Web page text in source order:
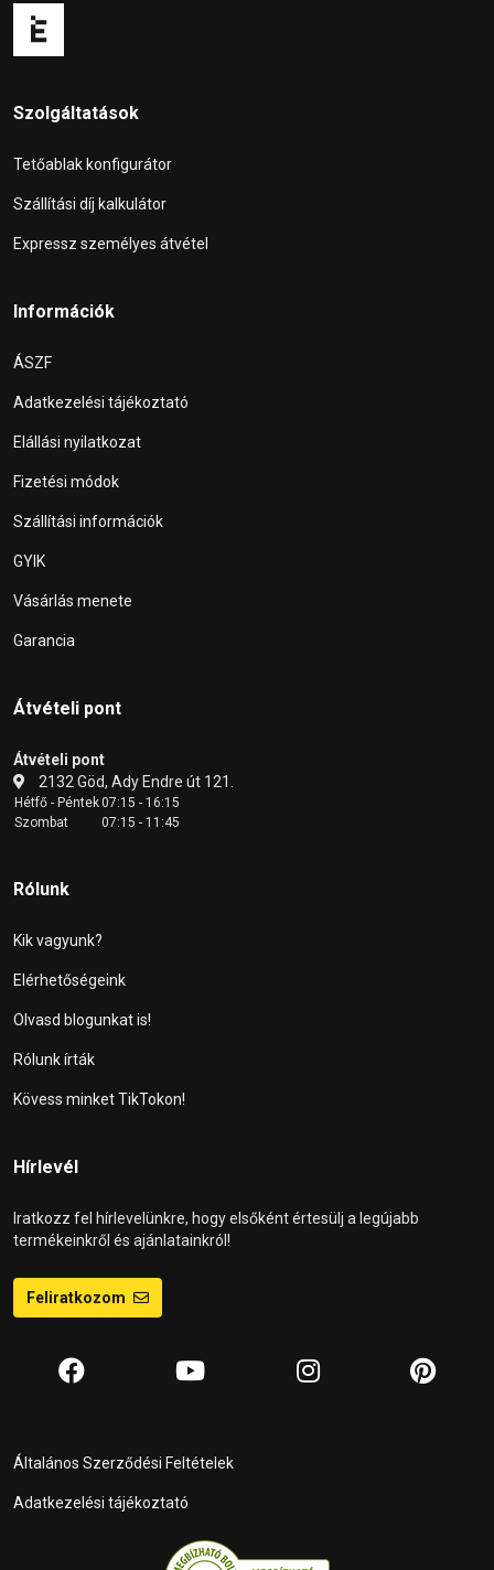
Szolgáltatások
Tetőablak konfigurátor
Szállítási díj kalkulátor
Expressz személyes átvétel
Információk
ÁSZF
Adatkezelési tájékoztató
Elállási nyilatkozat
Fizetési módok
Szállítási információk
GYIK
Vásárlás menete
Garancia
Átvételi pont
Átvételi pont
2132 Göd, Ady Endre út 121.
Hétfő - Péntek07:15 - 16:15
Szombat
07:15 - 11:45
Rólunk
Kik vagyunk?
Elérhetőségeink
Olvasd blogunkat is!
Rólunk írták
Kövess minket TikTokon!
Hírlevél
Iratkozz fel hírlevelünkre, hogy elsőként értesülj a legújabb
termékeinkről és ajánlatainkról!
Feliratkozom
Általános Szerződési Feltételek
Adatkezelési tájékoztató